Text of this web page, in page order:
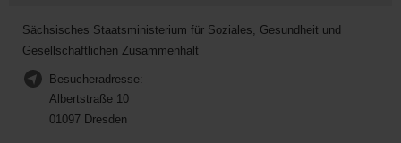
Sächsisches Staatsministerium für Soziales, Gesundheit und
Gesellschaftlichen Zusammenhalt
Besucheradresse:
Albertstraße 10
01097 Dresden